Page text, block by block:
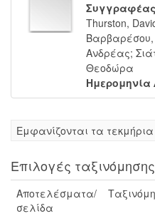
Thurston,
Ανδρέας;
Θεοδώρα
Ημερομηνία
Eμφανίζονται τα
Επιλογές ταξινόμησης
Αποτελέσματα/
σελίδα